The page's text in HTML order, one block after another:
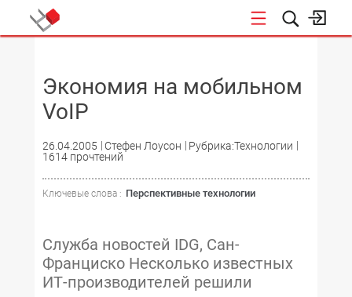
Экономия на мобильном
VoIP
26.04.2005 Стефен Лоусон
Рубрика:Технологии
1614 прочтений
Ключевые слова : Перспективные технологии
Служба новостей IDG, Сан-
Франциско Несколько известных
ИТ-производителей решили